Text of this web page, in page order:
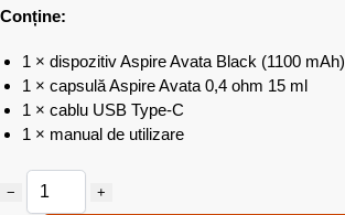
Conține:
1 × dispozitiv Aspire Avata Black (1100 mAh)
1 × capsulă Aspire Avata 0,4 ohm 15 ml
1 × cablu USB Type-C
1 × manual de utilizare
− +